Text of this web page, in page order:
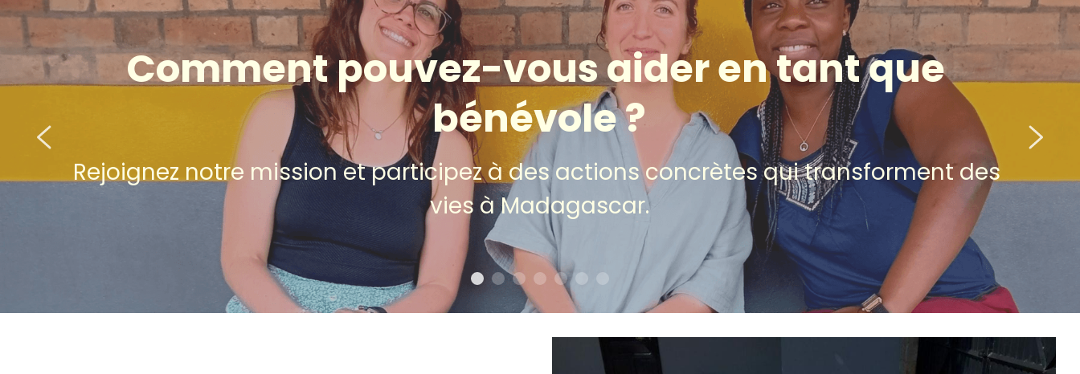
Comment pouvez-vous aider en tant que
bénévole ?
Rejoignez notre mission et participez à des actions concrètes qui transforment des
vies à Madagascar.